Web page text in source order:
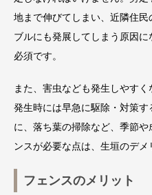
地まで伸びてしまい、近隣住
ブルにも発展してしまう原因
必須です。
また、害虫なども発生しやす
発生時には早急に駆除・対策
に、落ち葉の掃除など、季節
ンスが必要な点は、生垣のデメ
フェンスのメリット